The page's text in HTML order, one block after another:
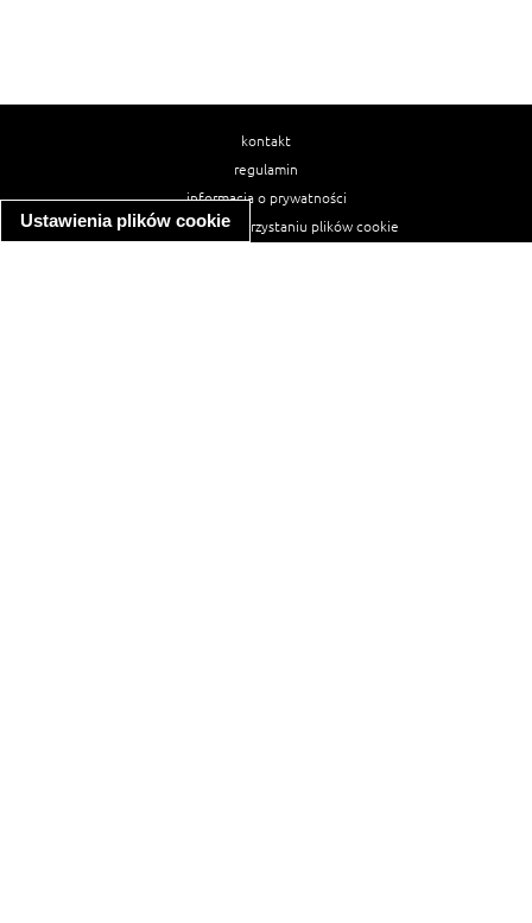
Ustawienia plików cookie
kontakt
regulamin
informacja o prywatności
informacja o wykorzystaniu plików cookie